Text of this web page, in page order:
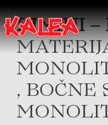
RIMINI –
, BOČNE